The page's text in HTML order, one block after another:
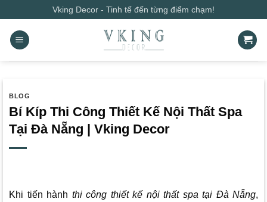
qua
nội
dung
Vking Decor - Tinh tế đến từng điểm chạm!
BLOG
Bí Kíp Thi Công Thiết Kế Nội Thất Spa
Tại Đà Nẵng | Vking Decor
Khi tiến hành thi công thiết kế nội thất spa tại Đà Nẵng,